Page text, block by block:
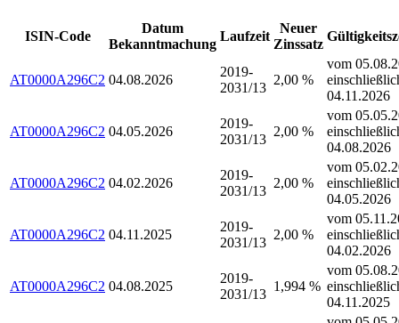
ISIN-Code
Datum
Bekanntmachung
Laufzeit
Neuer
Zinssatz
AT0000A296C2 04.08.2026
2019-
2031/13
2,00 %
vom
04.11.2026
AT0000A296C2 04.05.2026
2019-
2031/13
2,00 %
vom
04.08.2026
AT0000A296C2 04.02.2026
2019-
2031/13
2,00 %
vom
04.05.2026
AT0000A296C2 04.11.2025
2019-
2031/13
2,00 %
vom
04.02.2026
AT0000A296C2 04.08.2025
2019-
2031/13
1,994 %
vom
04.11.2025